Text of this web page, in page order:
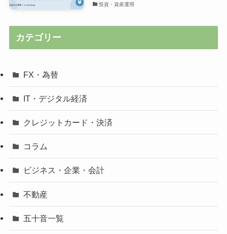
投資・資産運用
カテゴリー
FX・為替
IT・デジタル経済
クレジットカード・決済
コラム
ビジネス・企業・会計
不動産
五十音一覧